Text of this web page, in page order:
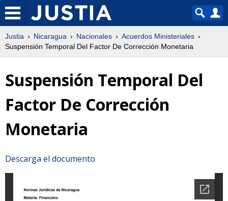
Justia Nicaragua Nacionales
Acuerdos Ministeriales
Suspensión Temporal Del Factor De Corrección Monetaria
Suspensión Temporal Del
Factor De Corrección
Monetaria
Descarga el documento